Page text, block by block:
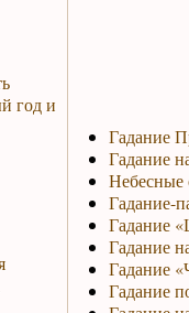
год и
Гадание
Гадание
Небесные
Гадание-
Гадание
Гадание
Гадание
Гадание